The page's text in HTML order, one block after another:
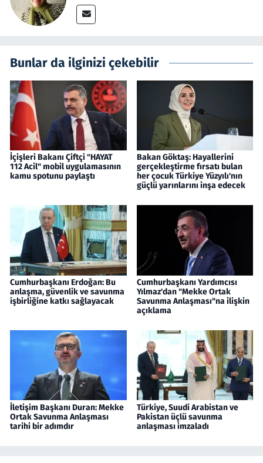
Bunlar da ilginizi çekebilir
İçişleri Bakanı Çiftçi "HAYAT
112 Acil" mobil uygulamasının
kamu spotunu paylaştı
Bakan Göktaş: Hayallerini
gerçekleştirme fırsatı bulan
her çocuk Türkiye Yüzyılı'nın
güçlü yarınlarını inşa edecek
Cumhurbaşkanı Erdoğan: Bu
anlaşma, güvenlik ve savunma
işbirliğine katkı sağlayacak
Cumhurbaşkanı Yardımcısı
Yılmaz'dan "Mekke Ortak
Savunma Anlaşması"na ilişkin
açıklama
İletişim Başkanı Duran: Mekke
Ortak Savunma Anlaşması
tarihi bir adımdır
Türkiye, Suudi Arabistan ve
Pakistan üçlü savunma
anlaşması imzaladı